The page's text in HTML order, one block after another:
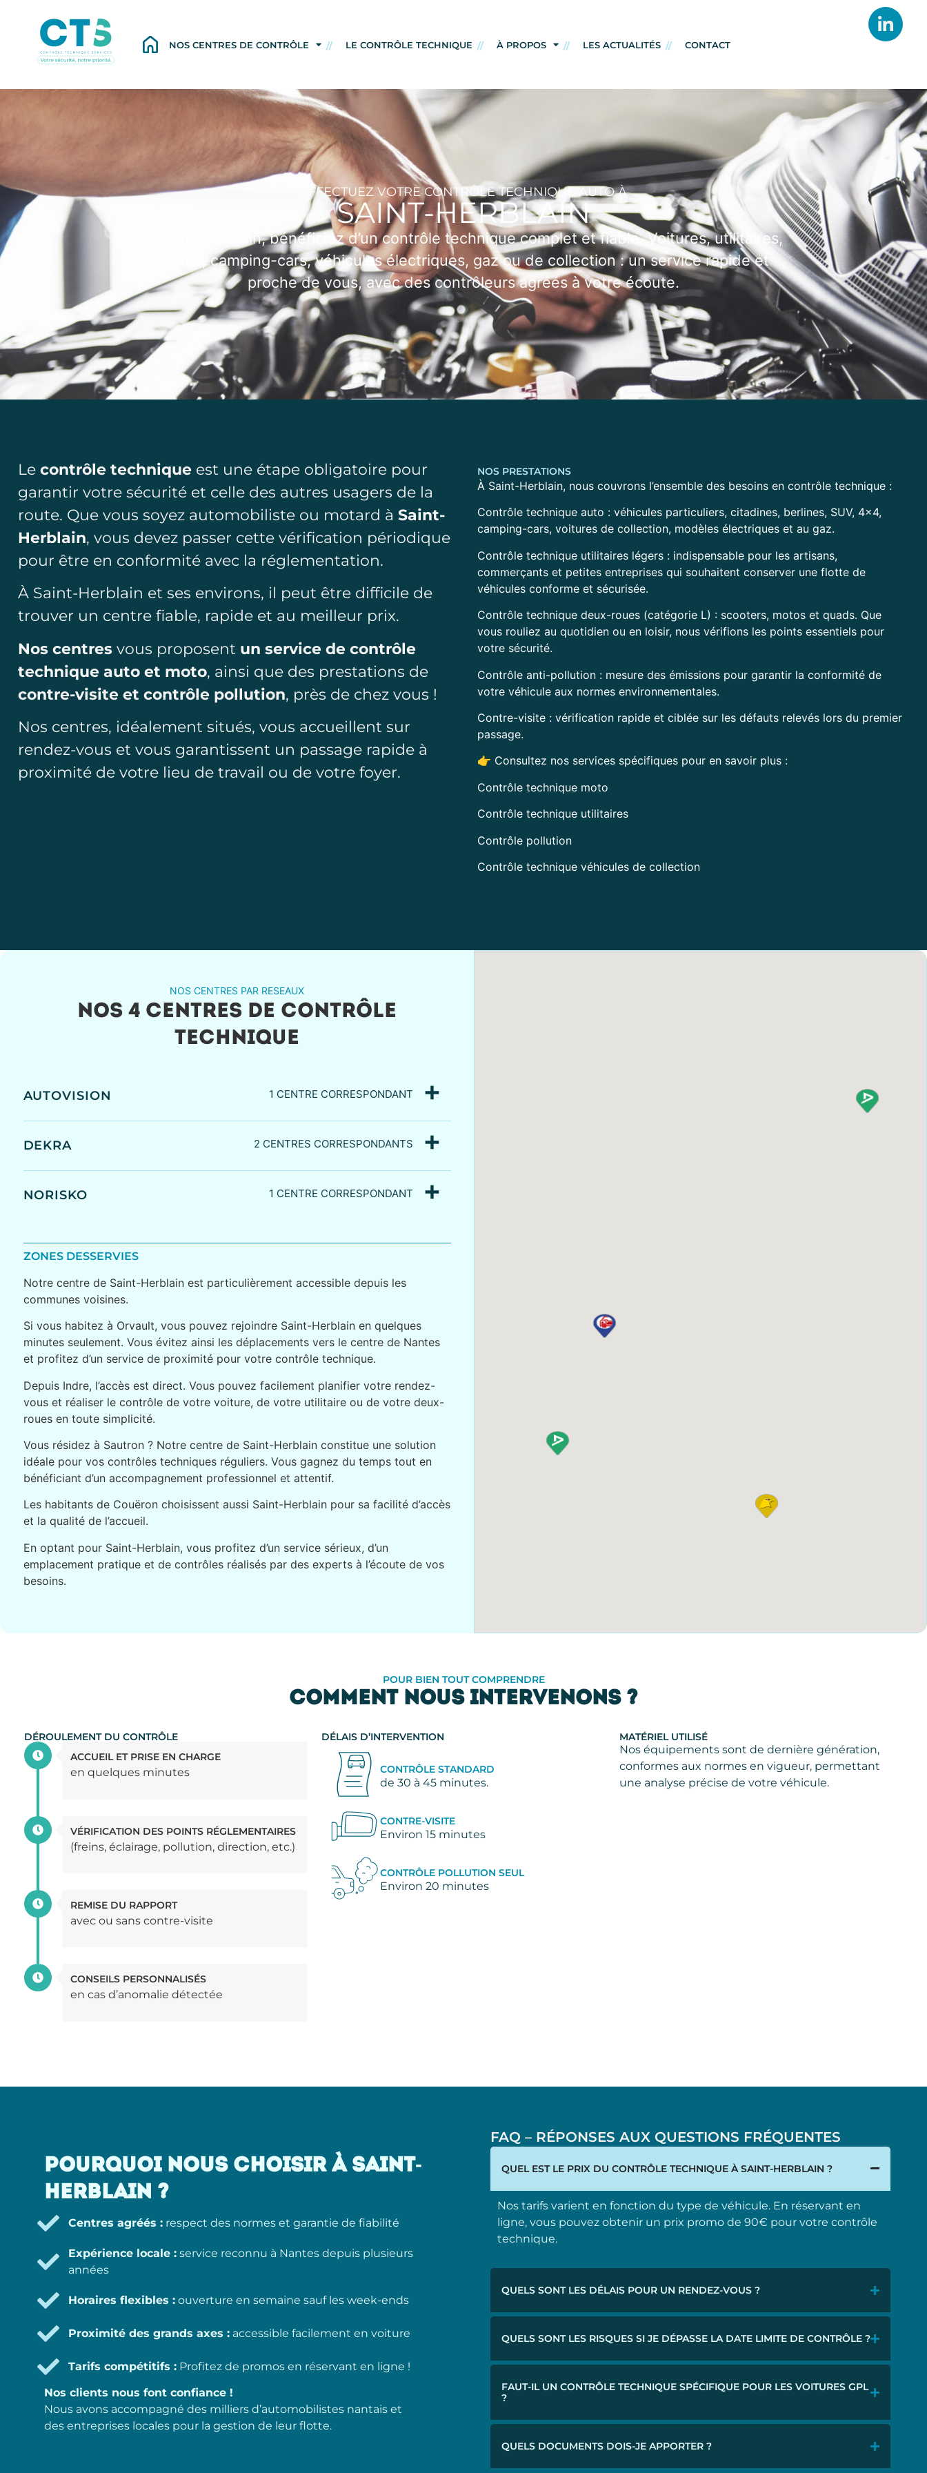
NOS CENTRES DE CONTRÔLE LE CONTRÔLE TECHNIQUE À PROPOS LES ACTUALITÉS CONTACT
EFFECTUEZ VOTRE CONTRÔLE TECHNIQUE AUTO À
SAINT-HERBLAIN
À Saint-Herblain, bénéficiez d’un contrôle technique complet et fiable. Voitures, utilitaires,
motos, camping-cars, véhicules électriques, gaz ou de collection : un service rapide et
proche de vous, avec des contrôleurs agréés à votre écoute.
Le contrôle technique est une étape obligatoire pour
garantir votre sécurité et celle des autres usagers de la
route. Que vous soyez automobiliste ou motard à Saint-
Herblain, vous devez passer cette vérification périodique
pour être en conformité avec la réglementation.
À Saint-Herblain et ses environs, il peut être difficile de
trouver un centre fiable, rapide et au meilleur prix.
Nos centres vous proposent un service de contrôle
technique auto et moto, ainsi que des prestations de
contre-visite et contrôle pollution, près de chez vous !
Nos centres, idéalement situés, vous accueillent sur
rendez-vous et vous garantissent un passage rapide à
proximité de votre lieu de travail ou de votre foyer.
NOS PRESTATIONS
À Saint-Herblain, nous couvrons l’ensemble des besoins en contrôle technique :
Contrôle technique auto : véhicules particuliers, citadines, berlines, SUV, 4×4,
camping-cars, voitures de collection, modèles électriques et au gaz.
Contrôle technique utilitaires légers : indispensable pour les artisans,
commerçants et petites entreprises qui souhaitent conserver une flotte de
véhicules conforme et sécurisée.
Contrôle technique deux-roues (catégorie L) : scooters, motos et quads. Que
vous rouliez au quotidien ou en loisir, nous vérifions les points essentiels pour
votre sécurité.
Contrôle anti-pollution : mesure des émissions pour garantir la conformité de
votre véhicule aux normes environnementales.
Contre-visite : vérification rapide et ciblée sur les défauts relevés lors du premier
passage.
👉 Consultez nos services spécifiques pour en savoir plus :
Contrôle technique moto
Contrôle technique utilitaires
Contrôle pollution
Contrôle technique véhicules de collection
NOS CENTRES PAR RESEAUX
NOS 4 CENTRES DE CONTRÔLE
TECHNIQUE
AUTOVISION 1 CENTRE CORRESPONDANT
DEKRA 2 CENTRES CORRESPONDANTS
NORISKO 1 CENTRE CORRESPONDANT
ZONES DESSERVIES
Notre centre de Saint-Herblain est particulièrement accessible depuis les
communes voisines.
Si vous habitez à Orvault, vous pouvez rejoindre Saint-Herblain en quelques
minutes seulement. Vous évitez ainsi les déplacements vers le centre de Nantes
et profitez d’un service de proximité pour votre contrôle technique.
Depuis Indre, l’accès est direct. Vous pouvez facilement planifier votre rendez-
vous et réaliser le contrôle de votre voiture, de votre utilitaire ou de votre deux-
roues en toute simplicité.
Vous résidez à Sautron ? Notre centre de Saint-Herblain constitue une solution
idéale pour vos contrôles techniques réguliers. Vous gagnez du temps tout en
bénéficiant d’un accompagnement professionnel et attentif.
Les habitants de Couëron choisissent aussi Saint-Herblain pour sa facilité d’accès
et la qualité de l’accueil.
En optant pour Saint-Herblain, vous profitez d’un service sérieux, d’un
emplacement pratique et de contrôles réalisés par des experts à l’écoute de vos
besoins.
POUR BIEN TOUT COMPRENDRE
COMMENT NOUS INTERVENONS ?
DÉROULEMENT DU CONTRÔLE
ACCUEIL ET PRISE EN CHARGE
en quelques minutes
VÉRIFICATION DES POINTS RÉGLEMENTAIRES
(freins, éclairage, pollution, direction, etc.)
REMISE DU RAPPORT
avec ou sans contre-visite
CONSEILS PERSONNALISÉS
en cas d’anomalie détectée
DÉLAIS D’INTERVENTION
CONTRÔLE STANDARD
de 30 à 45 minutes.
CONTRE-VISITE
Environ 15 minutes
CONTRÔLE POLLUTION SEUL
Environ 20 minutes
MATÉRIEL UTILISÉ
Nos équipements sont de dernière génération,
conformes aux normes en vigueur, permettant
une analyse précise de votre véhicule.
POURQUOI NOUS CHOISIR À SAINT-
HERBLAIN ?
Centres agréés :respect des normes et garantie de fiabilité
Expérience locale :service reconnu à Nantes depuis plusieurs
années
Horaires flexibles :ouverture en semaine sauf les week-ends
Proximité des grands axes :accessible facilement en voiture
Tarifs compétitifs :Profitez de promos en réservant en ligne !
Nos clients nous font confiance !
Nous avons accompagné des milliers d’automobilistes nantais et
des entreprises locales pour la gestion de leur flotte.
FAQ – RÉPONSES AUX QUESTIONS FRÉQUENTES
QUEL EST LE PRIX DU CONTRÔLE TECHNIQUE À SAINT-HERBLAIN ?
Nos tarifs varient en fonction du type de véhicule. En réservant en
ligne, vous pouvez obtenir un prix promo de 90€ pour votre contrôle
technique.
QUELS SONT LES DÉLAIS POUR UN RENDEZ-VOUS ?
QUELS SONT LES RISQUES SI JE DÉPASSE LA DATE LIMITE DE CONTRÔLE ?
FAUT-IL UN CONTRÔLE TECHNIQUE SPÉCIFIQUE POUR LES VOITURES GPL
?
QUELS DOCUMENTS DOIS-JE APPORTER ?